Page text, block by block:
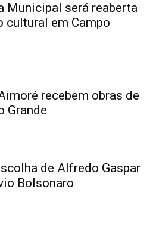
Municipal será reaberta
cultural em Campo
recebem obras de
Grande
de Alfredo Gaspar
Bolsonaro